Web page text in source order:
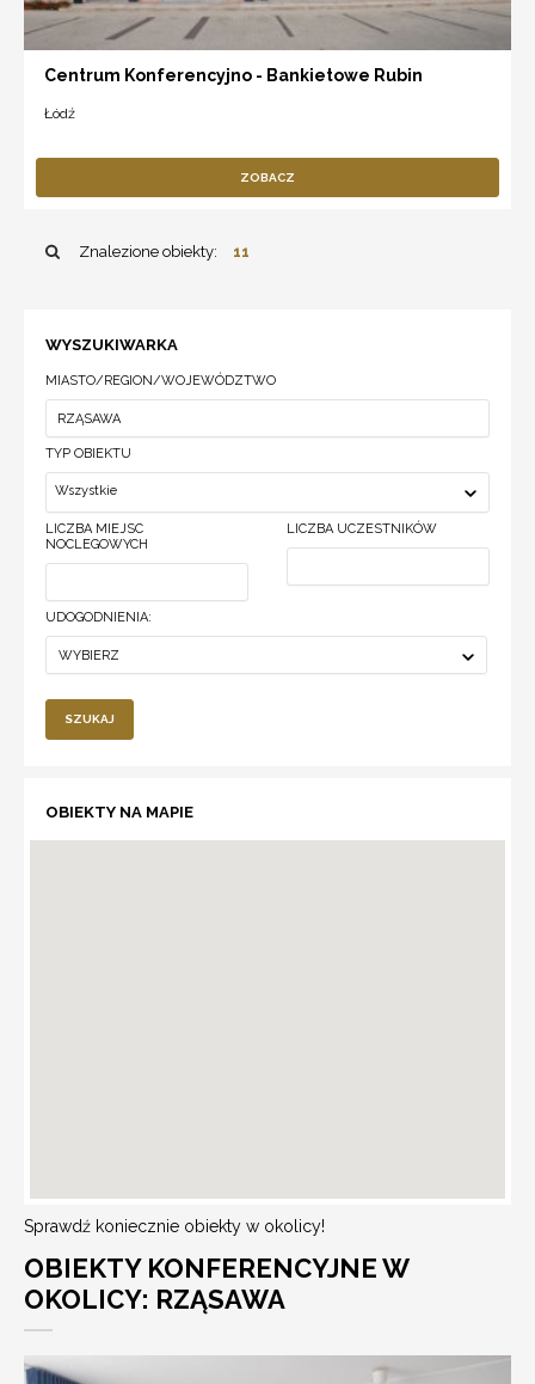
Centrum Konferencyjno - Bankietowe Rubin
Łódź
ZOBACZ
Znalezione obiekty: 11
WYSZUKIWARKA
MIASTO/REGION/WOJEWÓDZTWO
TYP OBIEKTU
Wszystkie
LICZBA MIEJSC
NOCLEGOWYCH
LICZBA UCZESTNIKÓW
UDOGODNIENIA:
WYBIERZ
SZUKAJ
OBIEKTY NA MAPIE
Sprawdź koniecznie obiekty w okolicy!
OBIEKTY KONFERENCYJNE W
OKOLICY: RZĄSAWA